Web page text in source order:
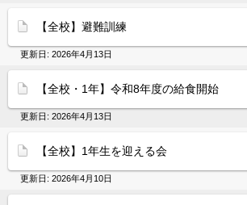
【全校】避難訓練
更新日: 2026年4月13日
【全校・1年】令和8年度の給食開始
更新日: 2026年4月13日
【全校】1年生を迎える会
更新日: 2026年4月10日